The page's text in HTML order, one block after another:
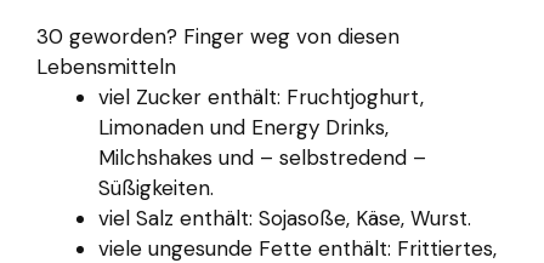
30 geworden? Finger weg von diesen
Lebensmitteln
viel Zucker enthält: Fruchtjoghurt,
Limonaden und Energy Drinks,
Milchshakes und – selbstredend –
Süßigkeiten.
viel Salz enthält: Sojasoße, Käse, Wurst.
viele ungesunde Fette enthält: Frittiertes,